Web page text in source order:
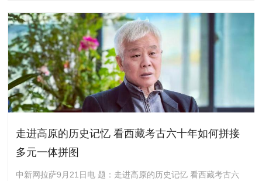
走进高原的历史记忆 看西藏考古六十年如何拼接
多元一体拼图
中新网拉萨9月21日电 题：走进高原的历史记忆 看西藏考古六